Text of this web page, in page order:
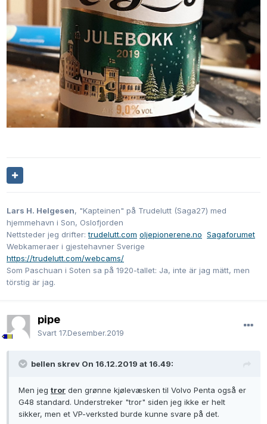
Lars H. Helgesen, "Kapteinen" på Trudelutt (Saga27) med
hjemmehavn i Son, Oslofjorden
Nettsteder jeg drifter:trudelutt.com oljepionerene.no Sagaforumet
Webkameraer i gjestehavner Sverige
https://trudelutt.com/webcams/
Som Paschuan i Soten sa på 1920-tallet: Ja, inte är jag mätt, men
törstig är jag.
pipe
Svart 17.Desember.2019
bellen skrev On 16.12.2019 at 16.49:
Men jeg tror den grønne kjølevæsken til Volvo Penta også er
G48 standard. Understreker "tror" siden jeg ikke er helt
sikker, men et VP-verksted burde kunne svare på det.